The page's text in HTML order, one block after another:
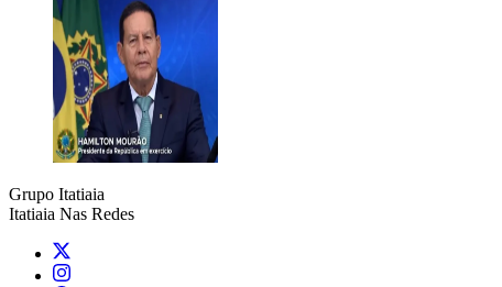
Grupo Itatiaia
Itatiaia Nas Redes